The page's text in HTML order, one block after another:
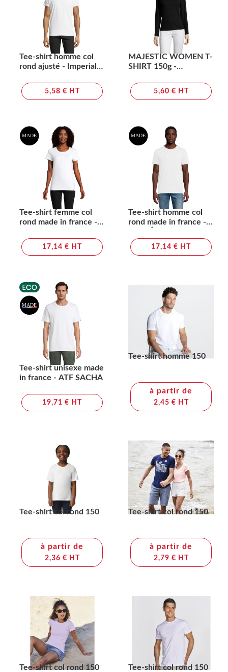
Tee-shirt homme col
rond ajusté - Imperial
5,58 € HT
MAJESTIC WOMEN T-
SHIRT 150g -
5,60 € HT
Tee-shirt femme col
rond made in france -
17,14 € HT
Tee-shirt homme col
rond made in france -
17,14 € HT
Tee-shirt unisexe made
in france - ATF SACHA
19,71 € HT
Tee-shirt homme 150
à partir de
2,45 € HT
Tee-shirt col rond 150
à partir de
2,36 € HT
Tee-shirt col rond 150
à partir de
2,79 € HT
Tee-shirt col rond 150 Tee-shirt col rond 150